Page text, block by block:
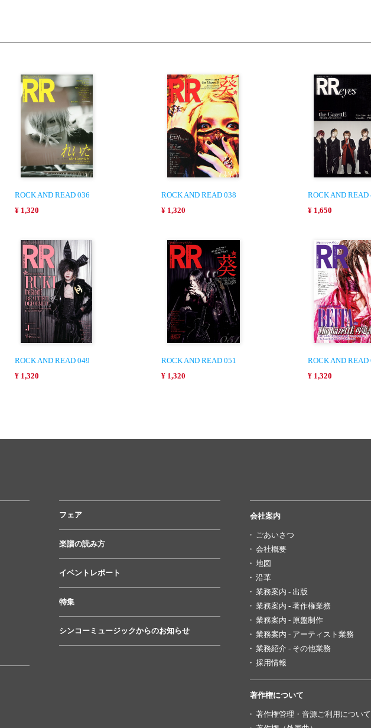
ROCK AND READ 036
¥ 1,320
ROCK AND READ 038
¥ 1,320
ROCK AND READ
¥ 1,650
ROCK AND READ 049
¥ 1,320
ROCK AND READ 051
¥ 1,320
ROCK AND READ
¥ 1,320
フェア
楽譜の読み方
イベントレポート
特集
シンコーミュージックからのお知らせ
会社案内
ごあいさつ
会社概要
地図
沿革
業務案内 - 出版
業務案内 - 著作権業務
業務案内 - 原盤制作
業務案内 - アーティスト業務
業務紹介 - その他業務
採用情報
著作権について
著作権管理・音源ご利用について